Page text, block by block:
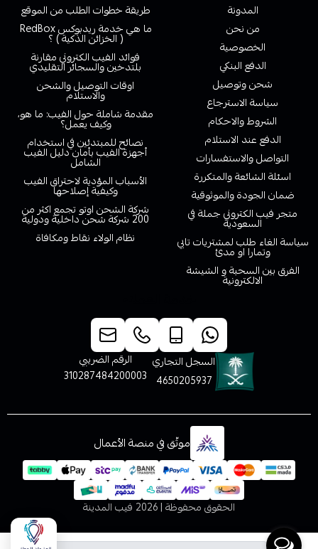
المدونة
من نحن
الخصوصية
الدفع البنكي
شحن وتوصيل
سياسة الاسترجاع
الشروط والاحكام
الدفع عند الاستلام
التواصل والاستفسارات
اسئلة الشائعة والمتكررة
ضمان الجودة والموثوقية
متجر فيب الكتروني جملة في
السعودية
سياسة الغاء طلب لمشتريات تابي
وتمارا او مدئ
الفرق بين السحبة و الشيشة
الالكترونية
طريقة خطوات الطلب من الموقع
ما هي خدمة ريدبوكس RedBox
( الخزائن الذكية ) ؟
فوائد الفيب الكتروني مقارنة
بلتدخين والسجائر التقليدي
اوقات التوصيل والشحن
والاستلام
مقدمة شاملة حول الفيب: ما هو،
وكيف يعمل؟
نصائح للمبتدئين في استخدام
أجهزة الفيب بأمان دليل الفيب
الشامل
الأسباب المؤدية لاحتراق الفيب
وكيفية إصلاحها
شركة الشحن اوتو تجمع اكثر من
200 شركة شحن داخلية ودولية
نظام الولاء نقاط ومكافاة
السجل التجاري
4650205937
الرقم الضريبي
310287484200003
موثّق في منصة الأعمال
الحقوق محفوظة | 2026 فيب المدينة